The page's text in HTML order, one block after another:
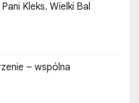
Kleks. Wielki Bal
– wspólna